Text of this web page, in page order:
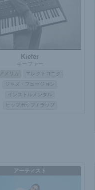
Kiefer
キーファー
アメリカ
エレクトロニク
ジャズ・フュージョン
インストルメンタル
ヒップホップ / ラップ
アーティスト